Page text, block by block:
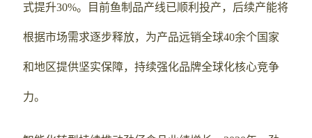
式提升30%。目前鱼制品产线已顺利投产，后续产能将
根据市场需求逐步释放，为产品远销全球40余个国家
和地区提供坚实保障，持续强化品牌全球化核心竞争
力。